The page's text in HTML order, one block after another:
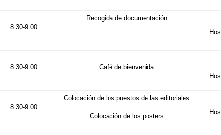
8:30-9:00
Recogida de documentación
8:30-9:00
Café de bienvenida
8:30-9:00
Colocación de los puestos de las editoriales
Colocación de los posters